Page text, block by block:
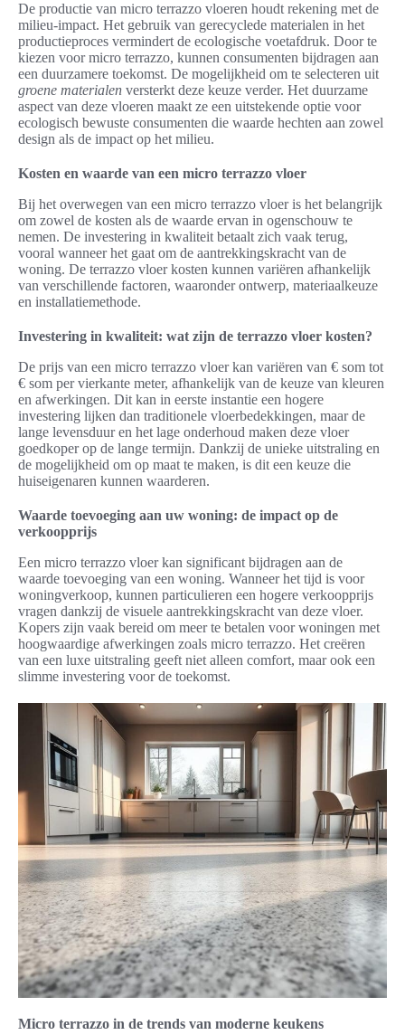
De productie van micro terrazzo vloeren houdt rekening met de
milieu-impact. Het gebruik van gerecyclede materialen in het
productieproces vermindert de ecologische voetafdruk. Door te
kiezen voor micro terrazzo, kunnen consumenten bijdragen aan
een duurzamere toekomst. De mogelijkheid om te selecteren uit
groene materialen versterkt deze keuze verder. Het duurzame
aspect van deze vloeren maakt ze een uitstekende optie voor
ecologisch bewuste consumenten die waarde hechten aan zowel
design als de impact op het milieu.
Kosten en waarde van een micro terrazzo vloer
Bij het overwegen van een micro terrazzo vloer is het belangrijk
om zowel de kosten als de waarde ervan in ogenschouw te
nemen. De investering in kwaliteit betaalt zich vaak terug,
vooral wanneer het gaat om de aantrekkingskracht van de
woning. De terrazzo vloer kosten kunnen variëren afhankelijk
van verschillende factoren, waaronder ontwerp, materiaalkeuze
en installatiemethode.
Investering in kwaliteit: wat zijn de terrazzo vloer kosten?
De prijs van een micro terrazzo vloer kan variëren van € som tot
€ som per vierkante meter, afhankelijk van de keuze van kleuren
en afwerkingen. Dit kan in eerste instantie een hogere
investering lijken dan traditionele vloerbedekkingen, maar de
lange levensduur en het lage onderhoud maken deze vloer
goedkoper op de lange termijn. Dankzij de unieke uitstraling en
de mogelijkheid om op maat te maken, is dit een keuze die
huiseigenaren kunnen waarderen.
Waarde toevoeging aan uw woning: de impact op de
verkoopprijs
Een micro terrazzo vloer kan significant bijdragen aan de
waarde toevoeging van een woning. Wanneer het tijd is voor
woningverkoop, kunnen particulieren een hogere verkoopprijs
vragen dankzij de visuele aantrekkingskracht van deze vloer.
Kopers zijn vaak bereid om meer te betalen voor woningen met
hoogwaardige afwerkingen zoals micro terrazzo. Het creëren
van een luxe uitstraling geeft niet alleen comfort, maar ook een
slimme investering voor de toekomst.
Micro terrazzo in de trends van moderne keukens